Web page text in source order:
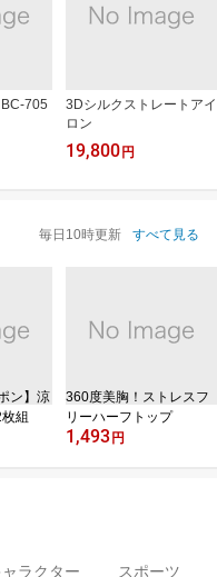
705
3Dシルクストレートアイ
ロン
19,800 円
毎日10時更新 すべて見る
ン】涼
組
360度美胸！ストレスフ
リーハーフトップ
1,493 円
ャラクター スポーツ